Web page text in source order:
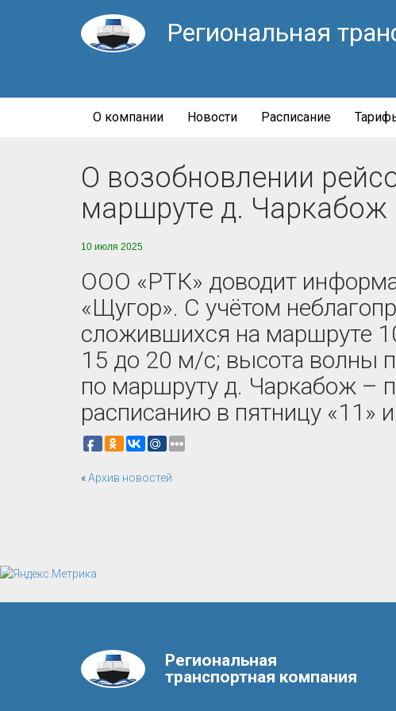
Региональная
О компании Новости Расписание
О возобновлении
маршруте д.
10 июля 2025
ООО «РТК» доводит
«Щугор». С учётом
сложившихся на маршруте
15 до 20 м/с; высота волны
по маршруту д. Чаркабож –
расписанию в пятницу «11»
«Архив новостей
Региональная
транспортная компания